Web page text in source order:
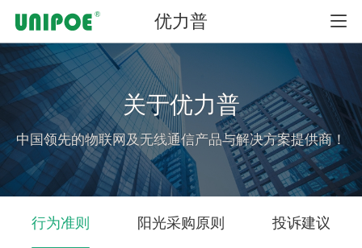
优力普
首页
产品中心
解决方案
关于优力普
中国领先的物联网及无线通信产品与解决方案提供商！
行为准则 阳光采购原则 投诉建议